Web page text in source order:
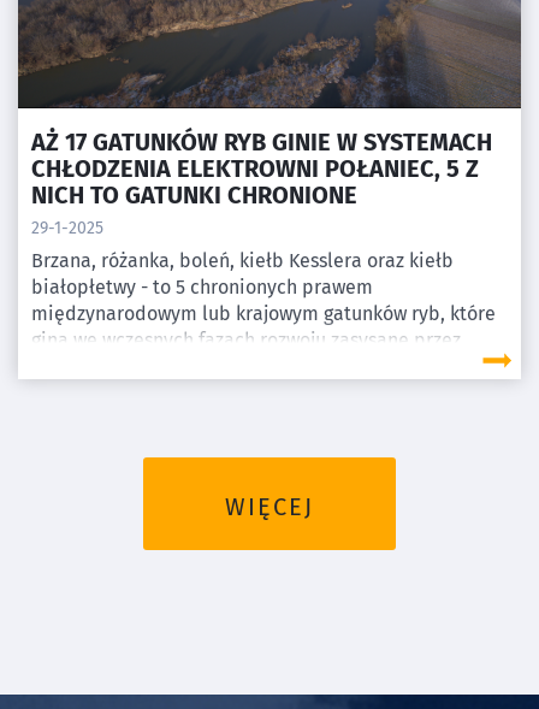
AŻ 17 GATUNKÓW RYB GINIE W SYSTEMACH
CHŁODZENIA ELEKTROWNI POŁANIEC, 5 Z
NICH TO GATUNKI CHRONIONE
29-1-2025
Brzana, różanka, boleń, kiełb Kesslera oraz kiełb
białopłetwy - to 5 chronionych prawem
międzynarodowym lub krajowym gatunków ryb, które
giną we wczesnych fazach rozwoju zasysane przez
WIĘCEJ